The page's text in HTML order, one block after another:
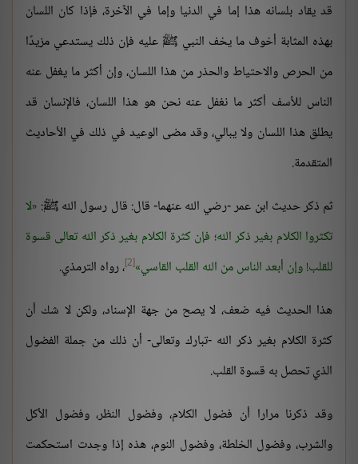
قد يقاد بلسانه هذا إما في الدنيا وإما في الآخرة، فإذا كان اللسان
بهذه المثابة أخوف ما يخف النبي ﷺ عليه فإن ذلك يستدعي مزيدًا
من الحرص والاحتياط والحذر من هذا اللسان، وإن أكثر ما يغفل عنه
الناس للأسف أكثر ما نغفل عنه نحن هو هذا اللسان، فالإنسان قد
يطلق هذا اللسان ولا يبالي، وقد مضى الوعيد في ذلك في الأحاديث
المتقدمة.
ثم ذكر حديث ابن عمر -رضي الله عنهما- قال: قال رسول الله ﷺ: لا
تكثروا الكلام بغير ذكر الله؛ فإن كثرة الكلام بغير ذكر الله تعالى قسوة
للقلب! وإن أبعد الناس من الله القلب القاسي [2] ، رواه الترمذي.
هذا الحديث فيه ضعف، لا يصح من جهة الإسناد، ولكن لا شك أن
كثرة الكلام بغير ذكر الله -تبارك وتعالى- أن ذلك من جملة الفضول
الذي تحصل به قسوة القلب.
وقد ذكرنا مرارا أن فضول الكلام، وفضول النظر، وفضول الأكل
والشرب، وفضول الخلطة، وفضول النوم، هذه إذا وجدت استحكمت